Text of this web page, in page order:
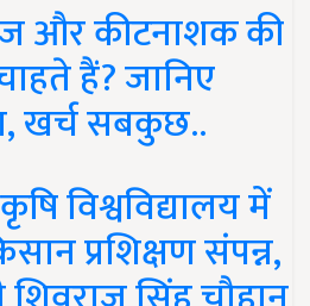
और कीटनाशक की
हैं? जानिए
खर्च सबकुछ..
विश्वविद्यालय में
प्रशिक्षण संपन्न,